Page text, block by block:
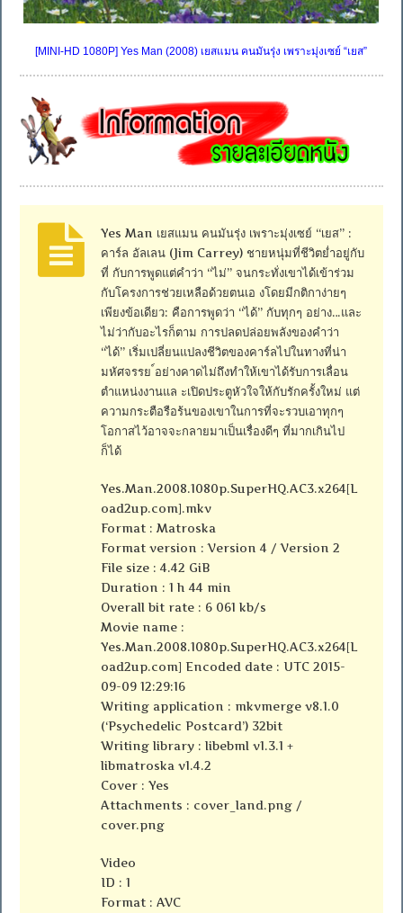
[MINI-HD 1080P] Yes Man (2008) เยสแมน คนมันรุ่ง เพราะมุ่งเซย์ “เยส”
Yes Man เยสแมน คนมันรุ่ง เพราะมุ่งเซย์ “เยส” :
คาร์ล อัลเลน (Jim Carrey) ชายหนุ่มที่ชีวิตย่ำอยู่กับ
ที่ กับการพูดแต่คำว่า “ไม่” จนกระทั่งเขาได้เข้าร่วม
กับโครงการช่วยเหลือด้วยตนเอ งโดยมีกติกาง่ายๆ
เพียงข้อเดียว: คือการพูดว่า “ได้” กับทุกๆ อย่าง…และ
ไม่ว่ากับอะไรก็ตาม การปลดปล่อยพลังของคำว่า
“ได้” เริ่มเปลี่ยนแปลงชีวิตของคาร์ลไปในทางที่น่า
มหัศจรรย ์อย่างคาดไม่ถึงทำให้เขาได้รับการเลื่อน
ตำแหน่งงานแล ะเปิดประตูหัวใจให้กับรักครั้งใหม่ แต่
ความกระตือรือร้นของเขาในการที่จะรวบเอาทุกๆ
โอกาสไว้อาจจะกลายมาเป็นเรื่องดีๆ ที่มากเกินไป
ก็ได้
Yes.Man.2008.1080p.SuperHQ.AC3.x264[L
oad2up.com].mkv
Format : Matroska
Format version : Version 4 / Version 2
File size : 4.42 GiB
Duration : 1 h 44 min
Overall bit rate : 6 061 kb/s
Movie name :
Yes.Man.2008.1080p.SuperHQ.AC3.x264[L
oad2up.com] Encoded date : UTC 2015-
09-09 12:29:16
Writing application : mkvmerge v8.1.0
(‘Psychedelic Postcard’) 32bit
Writing library : libebml v1.3.1 +
libmatroska v1.4.2
Cover : Yes
Attachments : cover_land.png /
cover.png
Video
ID : 1
Format : AVC